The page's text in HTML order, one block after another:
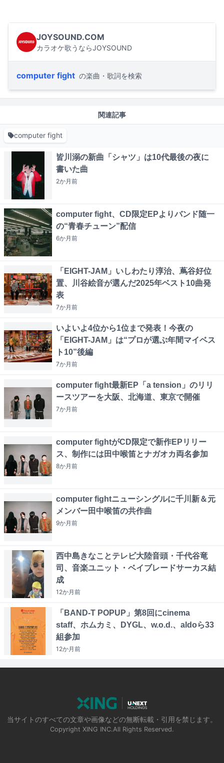
JOYSOUND.COM
カラオケ歌うならJOYSOUND
computer fight の楽曲・歌詞を検索
関連記事
computer fight
皆川溺の新曲「シャツ」は10代最後の夜に
書いた曲
2か月前
computer fight、CD限定EPよりバンド随一
の“青春チューン”配信
6か月前
「EIGHT-JAM」いしわたり淳治、蔦谷好位
置、川谷絵音が選んだ2025年ベスト10曲発
表
7か月前
いよいよ4位から1位まで発表！今夜の
「EIGHT-JAM」は“プロが選ぶ年間マイベス
ト10”後編
7か月前
computer fight最新EP「a tension」のリリ
ースツアーを大阪、北海道、東京で開催
7か月前
computer fightがCD限定で新作EPリリー
ス、制作には田中喉笛とナガオカ両名参加
8か月前
computer fightニューシングルに千川新＆元
メンバー田中喉笛の共作曲
9か月前
西中島きなことテレビ大陸音頭・千代谷竜
司、音楽ユニット・ベイブレードサーカス結
成
12か月前
「BAND-T POPUP」第8回にcinema
staff、ホムカミ、DYGL、w.o.d.、aldoら33
組参加
12か月前
当サイトのすべての文章や画像などの無断転載・引用を禁じます。
Copyright XING INC.All Rights Reserved.